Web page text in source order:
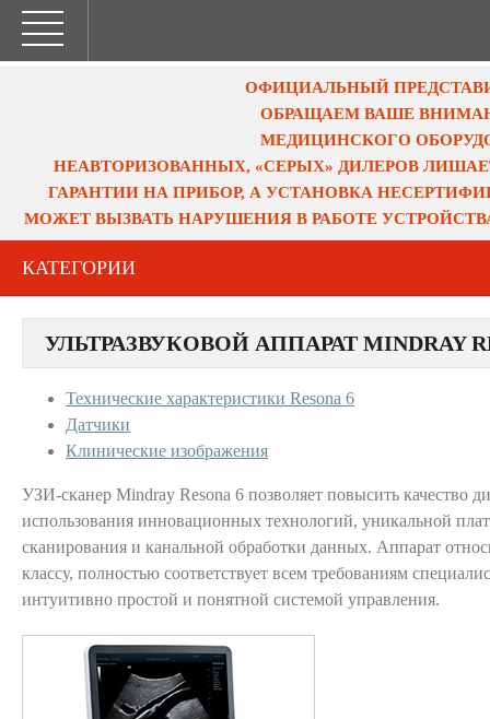
ОФИЦИАЛЬНЫЙ
ОБРАЩАЕМ ВАШЕ
МЕДИЦИНСКОГО
НЕАВТОРИЗОВАННЫХ, «СЕРЫХ» ДИЛЕРОВ
ГАРАНТИИ НА ПРИБОР, А УСТАНОВКА
МОЖЕТ ВЫЗВАТЬ НАРУШЕНИЯ В РАБОТЕ
КАТЕГОРИИ
УЛЬТРАЗВУКОВОЙ АППАРАТ MINDRAY
Технические характеристики Resona 6
Датчики
Клинические изображения
УЗИ-сканер Mindray Resona 6 позволяет повысить качество
использования инновационных технологий, уникальной
сканирования и канальной обработки данных. Аппарат
классу, полностью соответствует всем требованиям
интуитивно простой и понятной системой управления.